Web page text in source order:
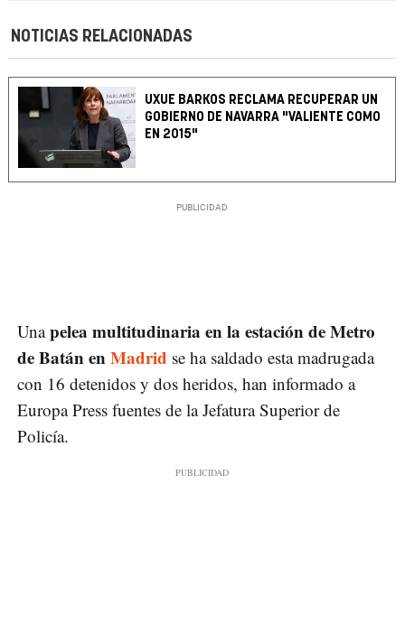
NOTICIAS RELACIONADAS
UXUE BARKOS RECLAMA RECUPERAR UN
GOBIERNO DE NAVARRA "VALIENTE COMO
EN 2015"
Unapelea multitudinaria en la estación de Metro
de Batán enMadrid se ha saldado esta madrugada
con 16 detenidos y dos heridos, han informado a
Europa Press fuentes de la Jefatura Superior de
Policía.